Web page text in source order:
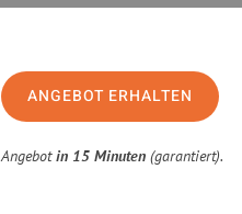
ANGEBOT ERHALTEN
Angebotin 15 Minuten (garantiert).